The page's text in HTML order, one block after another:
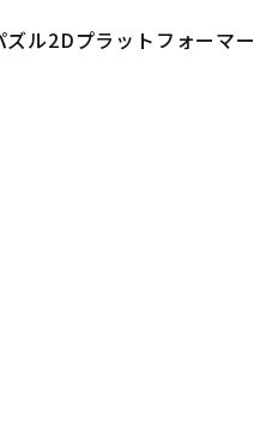
ル2Dプラットフォーマー